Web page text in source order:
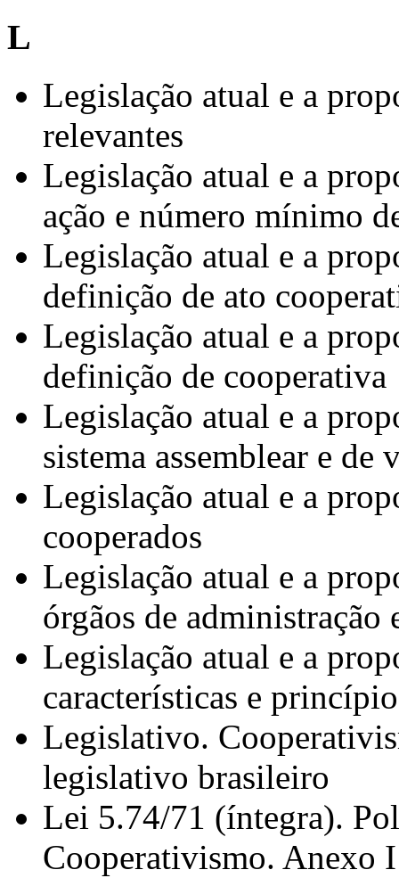
L
Legislação atual e a
relevantes
Legislação atual e a
ação e número mínimo
Legislação atual e a
definição de ato
Legislação atual e a
definição de cooperativa
Legislação atual e a
sistema assemblear e de
Legislação atual e a
cooperados
Legislação atual e a
órgãos de administração
Legislação atual e a
características e
Legislativo.
legislativo brasileiro
Lei 5.74/71 (íntegra).
Cooperativismo. Anexo I